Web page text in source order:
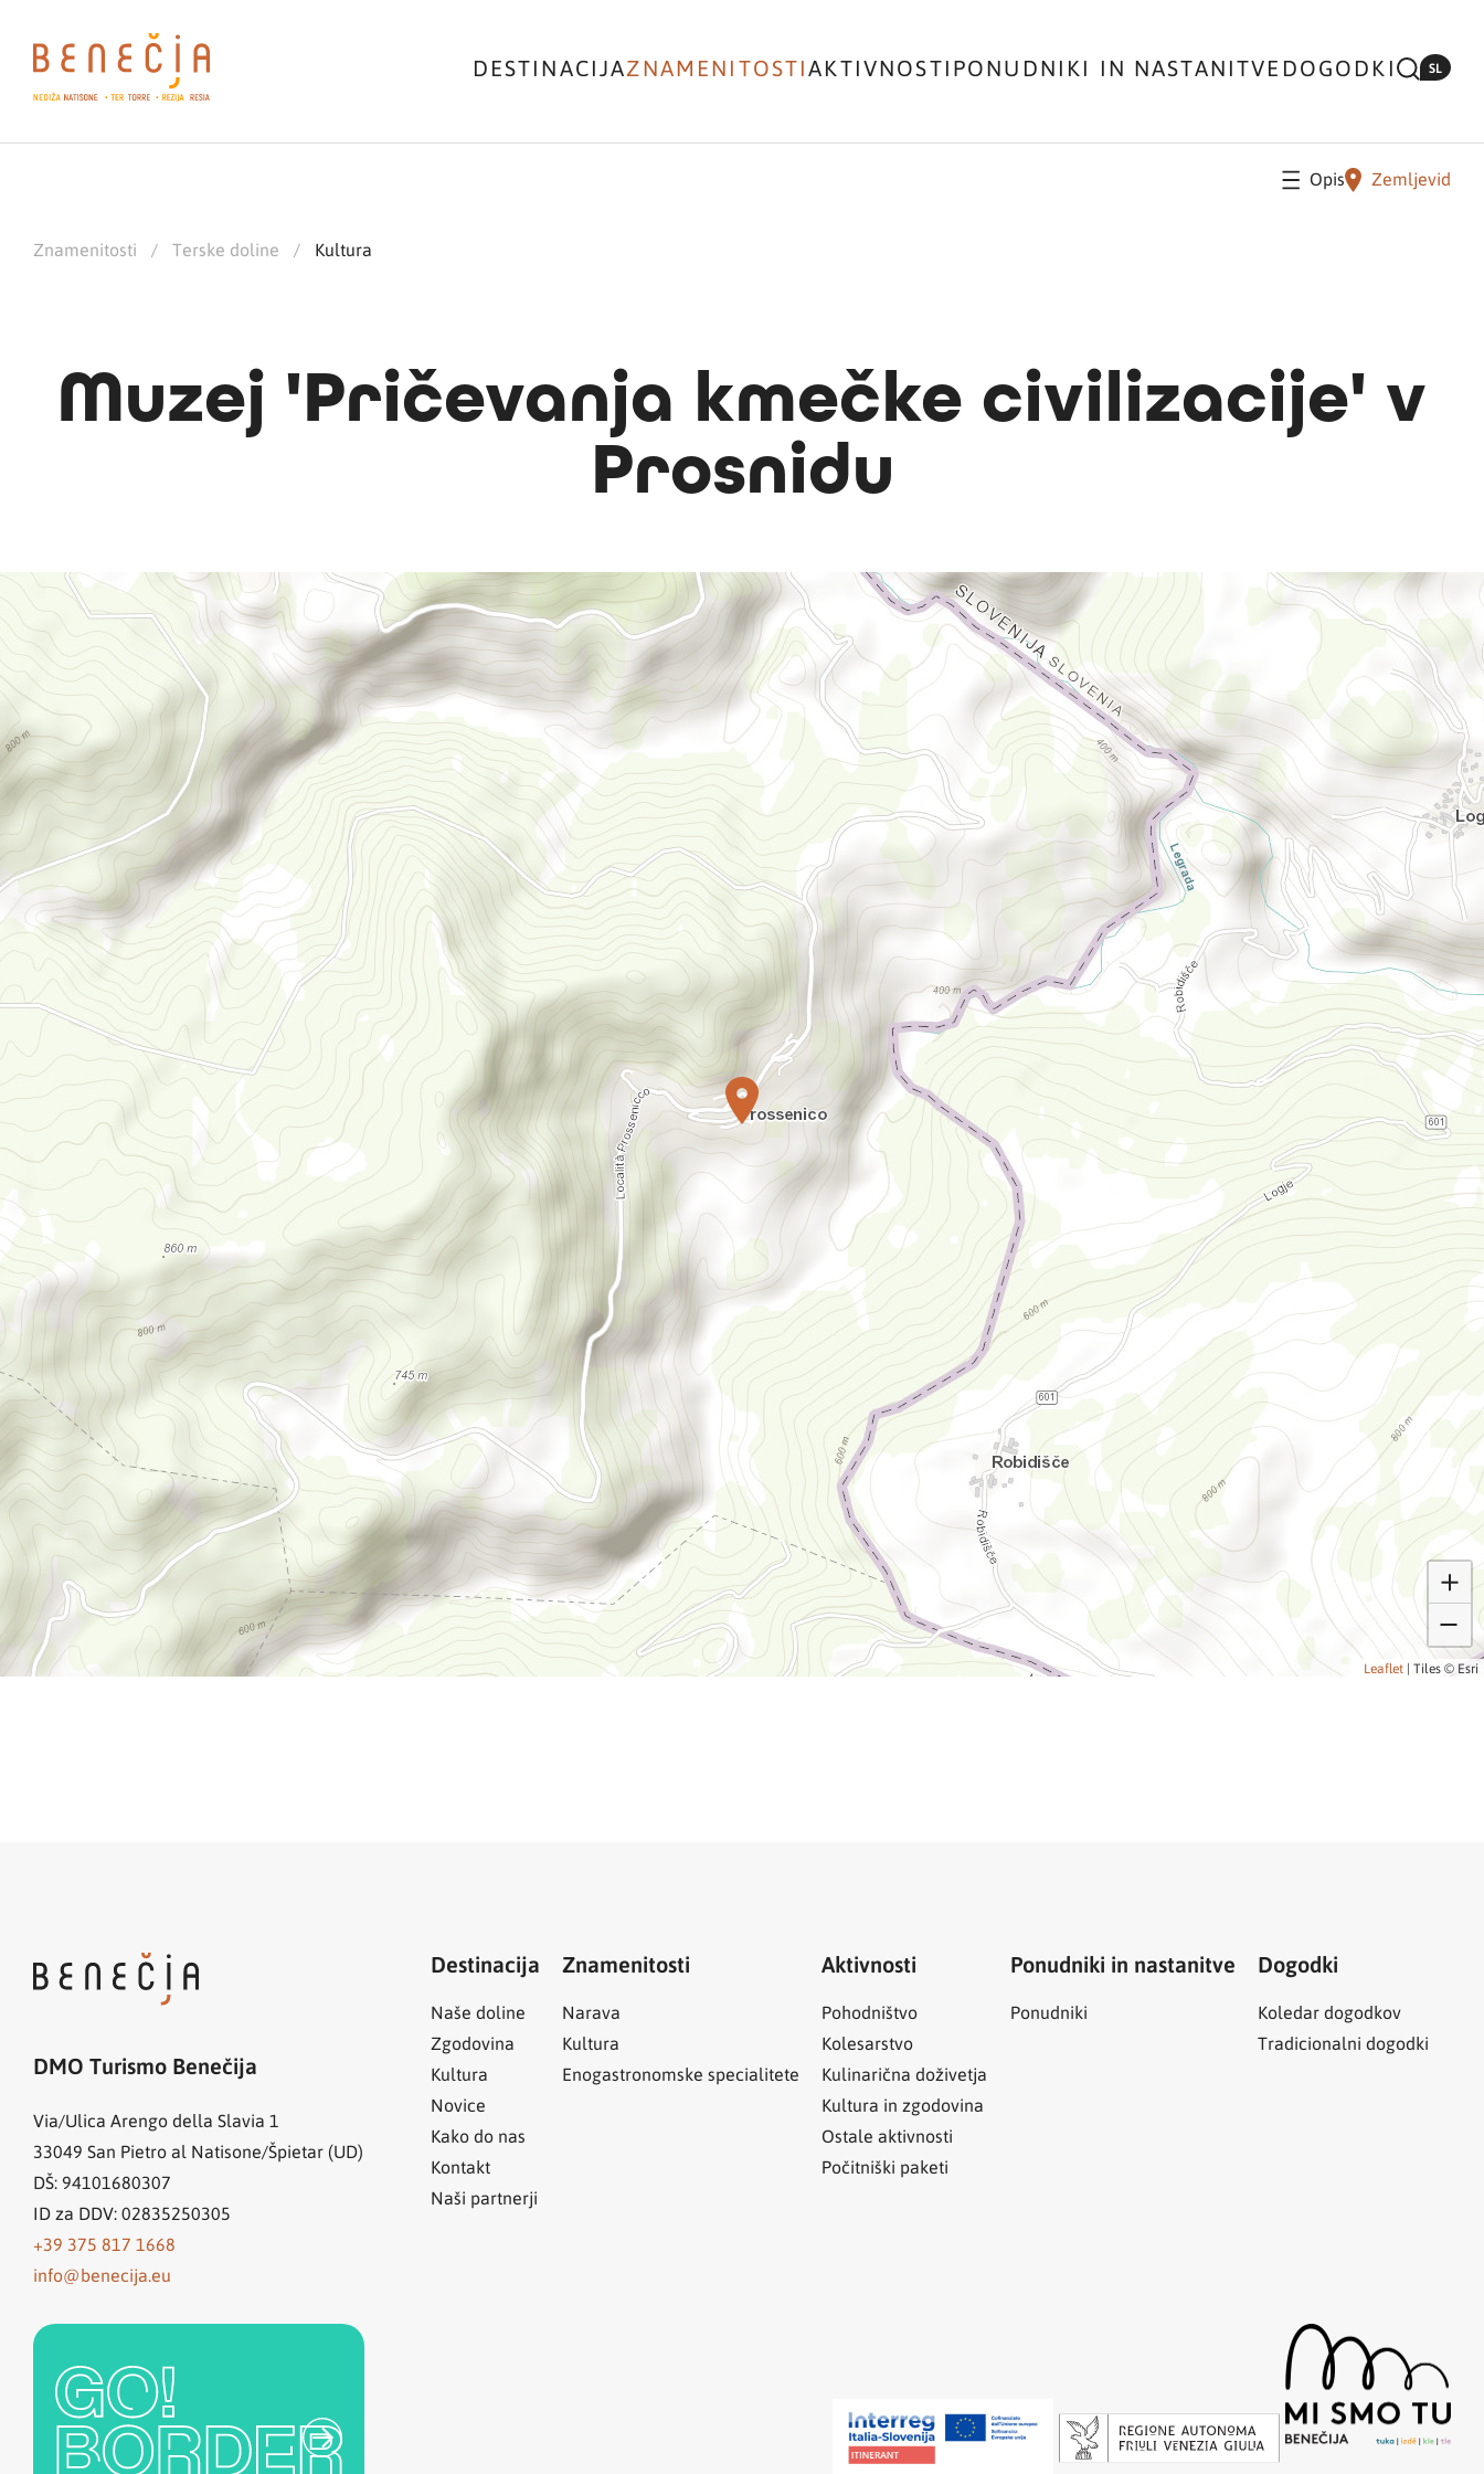
DESTINACIJAZNAMENITOSTIAKTIVNOSTIPONUDNIKI IN NASTANITVE DOGODKI SL
Opis Zemljevid
Znamenitosti / Terske doline / Kultura
Muzej 'Pričevanja kmečke civilizacije' v
Prosnidu
Leaflet | Tiles © Esri
DMO Turismo Benečija
Via/Ulica Arengo della Slavia 1
33049 San Pietro al Natisone/Špietar (UD)
DŠ: 94101680307
ID za DDV: 02835250305
+39 375 817 1668
info@benecija.eu
Destinacija
Naše doline
Zgodovina
Kultura
Novice
Kako do nas
Kontakt
Naši partnerji
Znamenitosti
Narava
Kultura
Enogastronomske specialitete
Aktivnosti
Pohodništvo
Kolesarstvo
Kulinarična doživetja
Kultura in zgodovina
Ostale aktivnosti
Počitniški paketi
Ponudniki in nastanitve
Ponudniki
Dogodki
Koledar dogodkov
Tradicionalni dogodki